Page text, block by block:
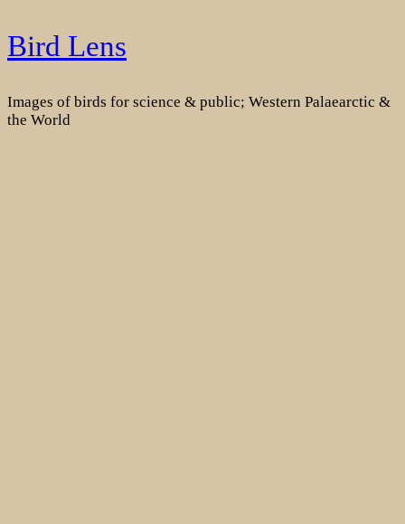
Skip
to
Bird Lens
Images of birds for science & public; Western Palaearctic &
the World